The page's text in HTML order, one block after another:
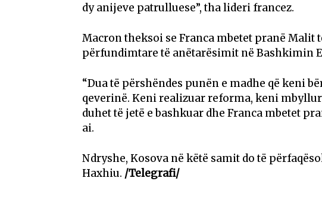
dy anijeve patrulluese”, tha lideri francez.
Macron theksoi se Franca mbetet pranë Malit
përfundimtare të anëtarësimit në Bashkimin
“Dua të përshëndes punën e madhe që keni
qeverinë. Keni realizuar reforma, keni
duhet të jetë e bashkuar dhe Franca mbetet
ai.
Ndryshe, Kosova në këtë samit do të
Haxhiu. /Telegrafi/